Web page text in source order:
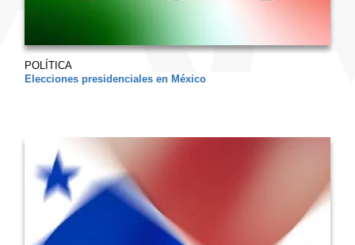
POLÍTICA
Elecciones presidenciales en México